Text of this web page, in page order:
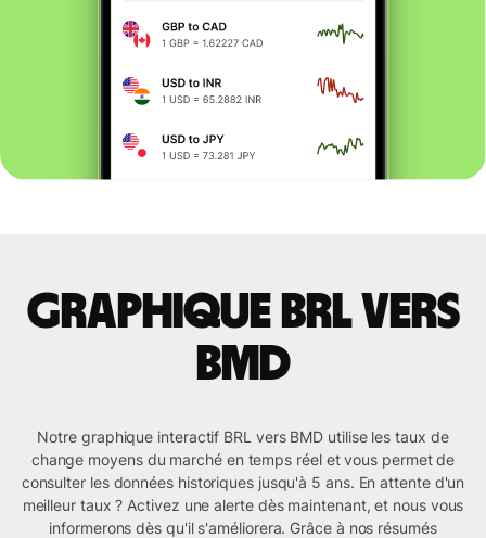
Graphique BRL vers
BMD
Notre graphique interactif BRL vers BMD utilise les taux de
change moyens du marché en temps réel et vous permet de
consulter les données historiques jusqu'à 5 ans. En attente d'un
meilleur taux ? Activez une alerte dès maintenant, et nous vous
informerons dès qu'il s'améliorera. Grâce à nos résumés